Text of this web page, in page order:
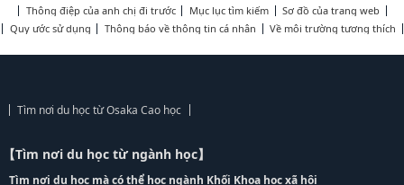
Thông điệp của anh chị đi trước
Mục lục tìm kiếm
Sơ đồ của trang web
Quy ước sử dụng
Thông báo về thông tin cá nhân Về môi trường tương thích
Tìm nơi du học từ Osaka Cao học
【Tìm nơi du học từ ngành học】
Tìm nơi du học mà có thể học ngành Khối Khoa học xã hội